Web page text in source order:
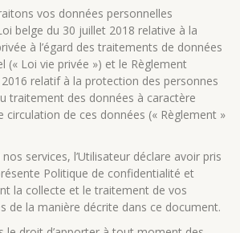
vos données personnelles
belge du 30 juillet 2018 relative à la
à l’égard des traitements de données
(« Loi vie privée ») et le Règlement
relatif à la protection des personnes
traitement des données à caractère
circulation de ces données (« Règlement »
services, l’Utilisateur déclare avoir pris
Politique de confidentialité et
la collecte et le traitement de vos
de la manière décrite dans ce document.